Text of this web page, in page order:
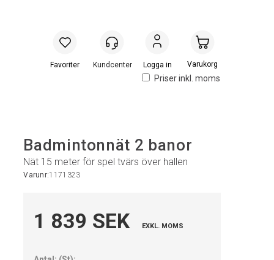
Priser inkl. moms
Logga in Handlevogn
Badmintonnät 2 banor
Nät 15 meter för spel tvärs över hallen
Varunr:1171323
1 839 SEK EXKL. MOMS